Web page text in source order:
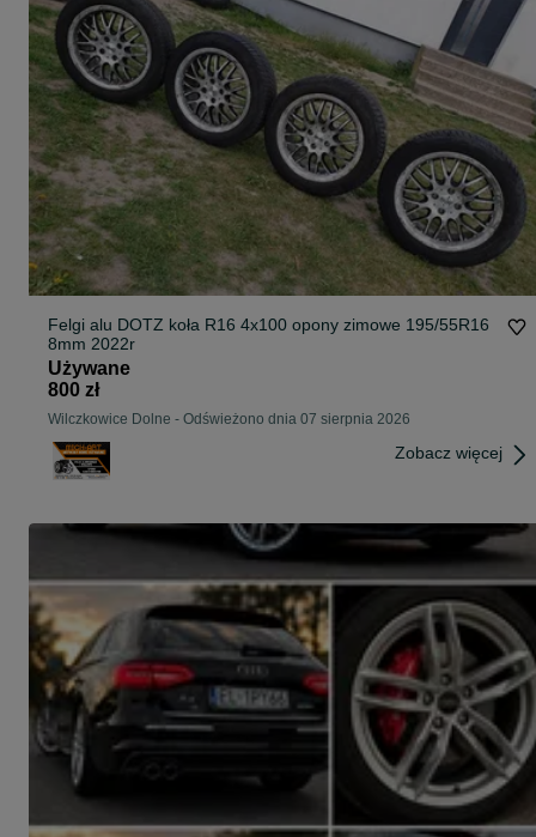
Felgi alu DOTZ koła R16 4x100 opony zimowe 195/55R16
8mm 2022r
Używane
800 zł
Wilczkowice Dolne - Odświeżono dnia 07 sierpnia 2026
Zobacz więcej